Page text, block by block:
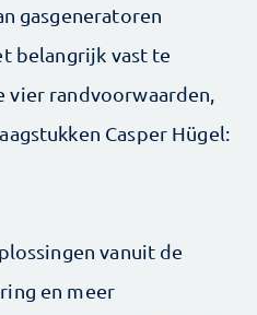
gasgeneratoren
belangrijk vast te
vier randvoorwaarden,
Casper Hügel:
vanuit de
en meer